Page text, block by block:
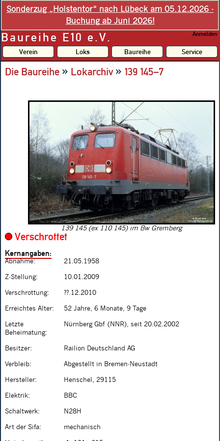
Sonderzug „Holstentor“ nach Lübeck am 05.12.2026 -
Buchung ab Juni 2026!
Baureihe E10 e.V. Anmelden
Verein Loks Baureihe Service
Die Baureihe » Lokarchiv» 139 145–7
139 145 (ex 110 145) im Bw Gremberg
Verschrottet
Kernangaben:
Abnahme: 21.05.1958
Z-Stellung: 10.01.2009
Verschrottung: ??.12.2010
Erreichtes Alter: 52 Jahre, 6 Monate, 9 Tage
Letzte
Beheimatung:
Nürnberg Gbf (NNR), seit 20.02.2002
Besitzer: Railion Deutschland AG
Verbleib: Abgestellt in Bremen-Neustadt
Hersteller: Henschel, 29115
Elektrik: BBC
Schaltwerk: N28H
Art der Sifa: mechanisch